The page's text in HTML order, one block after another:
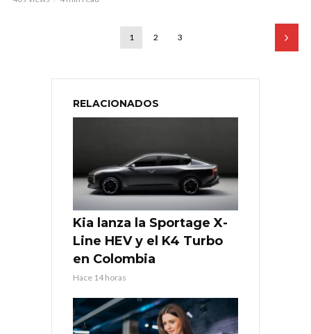
1 2 3
RELACIONADOS
Kia lanza la Sportage X-
Line HEV y el K4 Turbo
en Colombia
Hace 14 horas